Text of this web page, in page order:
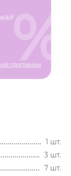
программы
%
1 шт.
3 шт.
7 шт.